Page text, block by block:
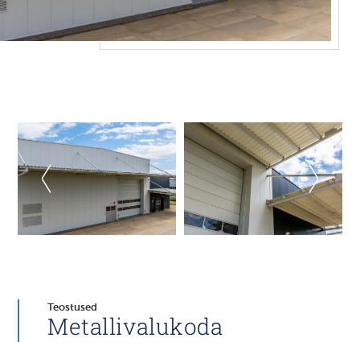
Teostused
Metallivalukoda